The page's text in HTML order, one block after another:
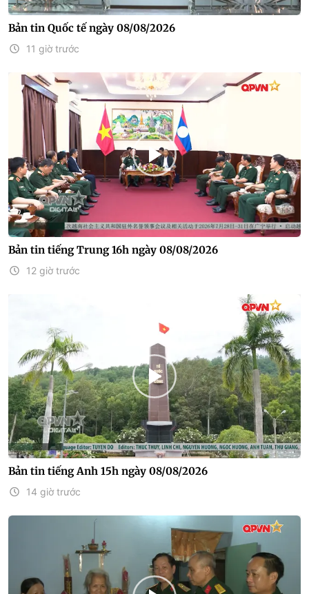
Bản tin Quốc tế ngày 08/08/2026
11 giờ trước
Bản tin tiếng Trung 16h ngày 08/08/2026
12 giờ trước
Bản tin tiếng Anh 15h ngày 08/08/2026
14 giờ trước